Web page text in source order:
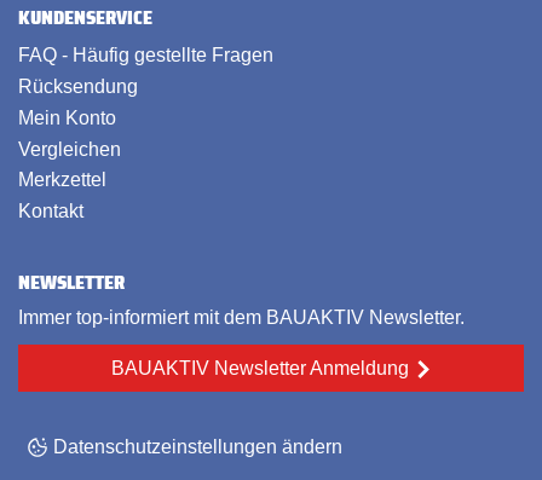
KUNDENSERVICE
FAQ - Häufig gestellte Fragen
Rücksendung
Mein Konto
Vergleichen
Merkzettel
Kontakt
NEWSLETTER
Immer top-informiert mit dem BAUAKTIV Newsletter.
BAUAKTIV Newsletter Anmeldung
Datenschutzeinstellungen ändern